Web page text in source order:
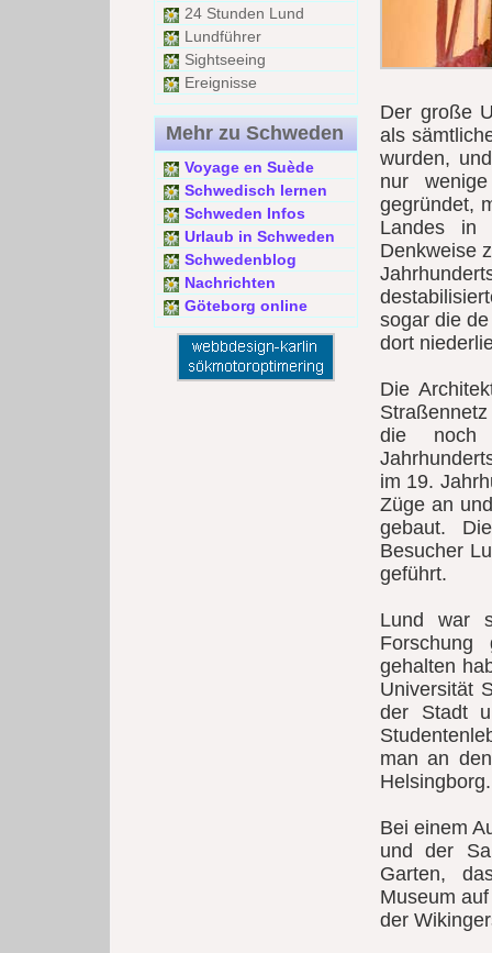
24 Stunden Lund
Lundführer
Sightseeing
Ereignisse
Mehr zu Schweden
Voyage en Suède
Schwedisch lernen
Schweden Infos
Urlaub in Schweden
Schwedenblog
Nachrichten
Göteborg online
Der große
als
wurden,
nur
gegründet,
Landes in
Denkweise
sogar die
dort
Die
die noch
im 19.
Züge an
gebaut.
Besucher
geführt.
Lund war
gehalten
Universität
der Stadt
man an
Helsingborg.
Bei einem
und der
Garten,
Museum
der